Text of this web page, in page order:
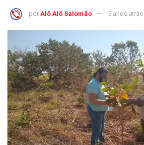
por Alô Alô Salomão 5 anos atrás